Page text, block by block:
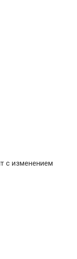
с изменением